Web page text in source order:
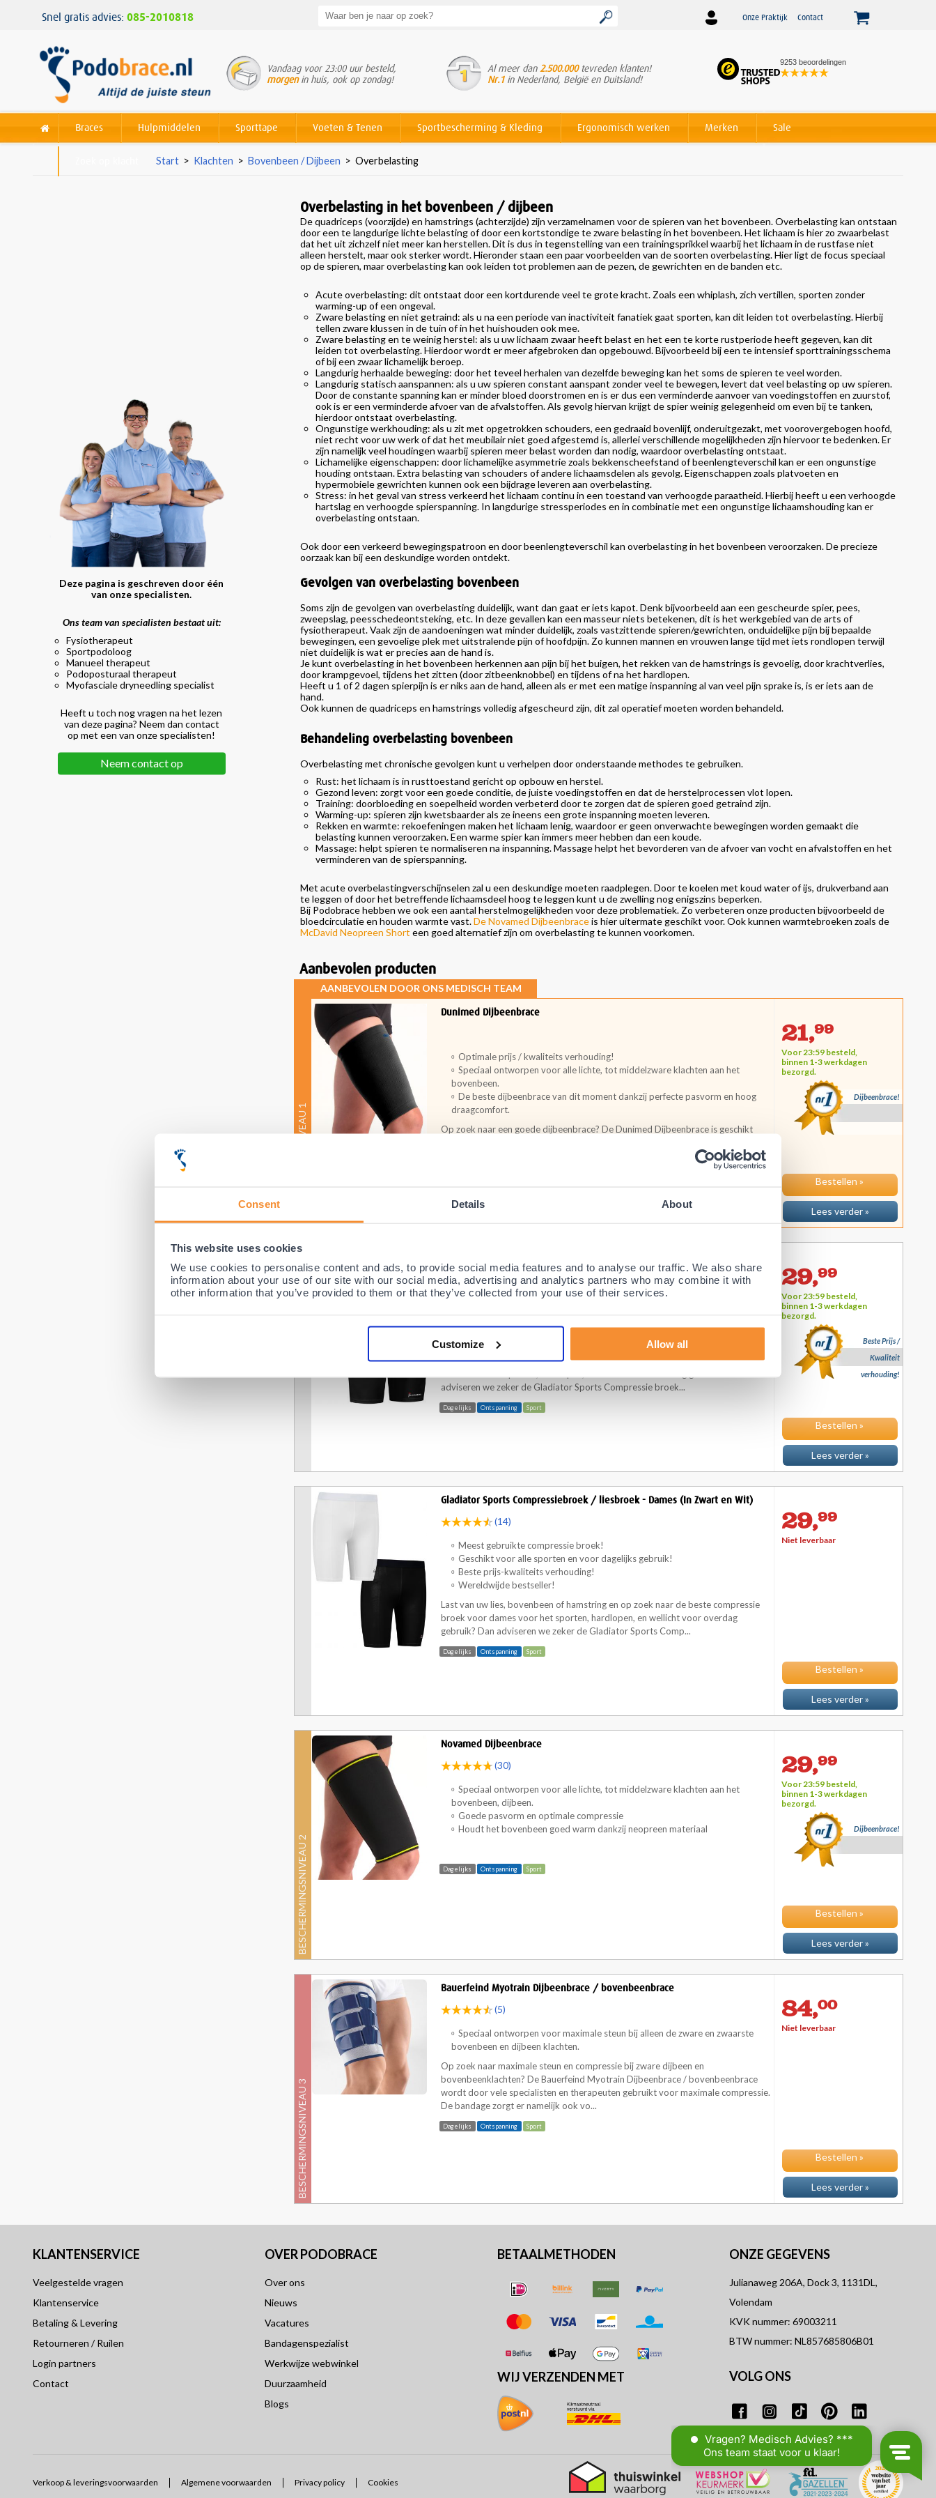
Consent Details About
This website uses cookies
We use cookies to personalise content and ads, to provide social media features and to analyse our traffic. We also share
information about your use of our site with our social media, advertising and analytics partners who may combine it with
other information that you’ve provided to them or that they’ve collected from your use of their services.
Customize Allow all
Snel gratis advies: 085-2010818 Onze Praktijk Contact
9253 beoordelingen
Vandaag voor 23:00 uur besteld,
morgenin huis, ook op zondag!
Al meer dan 2.500.000tevreden klanten!
Nr.1in Nederland, België en Duitsland!
WinnaarBeslist Webshop
Award voor beste service!
Braces Hulpmiddelen Sporttape Voeten & Tenen Sportbescherming & Kleding Ergonomisch werken Merken Sale
Start > Klachten > Bovenbeen / Dijbeen > Overbelasting
Deze pagina is geschreven door één
van onze specialisten.
Ons team van specialisten bestaat uit:
Fysiotherapeut
Sportpodoloog
Manueel therapeut
Podoposturaal therapeut
Myofasciale dryneedling specialist
Heeft u toch nog vragen na het lezen
van deze pagina? Neem dan contact
op met een van onze specialisten!
Neem contact op
Overbelasting in het bovenbeen / dijbeen
De quadriceps (voorzijde) en hamstrings (achterzijde) zijn verzamelnamen voor de spieren van het bovenbeen. Overbelasting kan ontstaan
door een te langdurige lichte belasting of door een kortstondige te zware belasting in het bovenbeen. Het lichaam is hier zo zwaarbelast
dat het uit zichzelf niet meer kan herstellen. Dit is dus in tegenstelling van een trainingsprikkel waarbij het lichaam in de rustfase niet
alleen herstelt, maar ook sterker wordt. Hieronder staan een paar voorbeelden van de soorten overbelasting. Hier ligt de focus speciaal
op de spieren, maar overbelasting kan ook leiden tot problemen aan de pezen, de gewrichten en de banden etc.
Acute overbelasting: dit ontstaat door een kortdurende veel te grote kracht. Zoals een whiplash, zich vertillen, sporten zonder
warming-up of een ongeval.
Zware belasting en niet getraind: als u na een periode van inactiviteit fanatiek gaat sporten, kan dit leiden tot overbelasting. Hierbij
tellen zware klussen in de tuin of in het huishouden ook mee.
Zware belasting en te weinig herstel: als u uw lichaam zwaar heeft belast en het een te korte rustperiode heeft gegeven, kan dit
leiden tot overbelasting. Hierdoor wordt er meer afgebroken dan opgebouwd. Bijvoorbeeld bij een te intensief sporttrainingsschema
of bij een zwaar lichamelijk beroep.
Langdurig herhaalde beweging: door het teveel herhalen van dezelfde beweging kan het soms de spieren te veel worden.
Langdurig statisch aanspannen: als u uw spieren constant aanspant zonder veel te bewegen, levert dat veel belasting op uw spieren.
Door de constante spanning kan er minder bloed doorstromen en is er dus een verminderde aanvoer van voedingstoffen en zuurstof,
ook is er een verminderde afvoer van de afvalstoffen. Als gevolg hiervan krijgt de spier weinig gelegenheid om even bij te tanken,
hierdoor ontstaat overbelasting.
Ongunstige werkhouding: als u zit met opgetrokken schouders, een gedraaid bovenlijf, onderuitgezakt, met voorovergebogen hoofd,
niet recht voor uw werk of dat het meubilair niet goed afgestemd is, allerlei verschillende mogelijkheden zijn hiervoor te bedenken. Er
zijn namelijk veel houdingen waarbij spieren meer belast worden dan nodig, waardoor overbelasting ontstaat.
Lichamelijke eigenschappen: door lichamelijke asymmetrie zoals bekkenscheefstand of beenlengteverschil kan er een ongunstige
houding ontstaan. Extra belasting van schouders of andere lichaamsdelen als gevolg. Eigenschappen zoals platvoeten en
hypermobiele gewrichten kunnen ook een bijdrage leveren aan overbelasting.
Stress: in het geval van stress verkeerd het lichaam continu in een toestand van verhoogde paraatheid. Hierbij heeft u een verhoogde
hartslag en verhoogde spierspanning. In langdurige stressperiodes en in combinatie met een ongunstige lichaamshouding kan er
overbelasting ontstaan.
Ook door een verkeerd bewegingspatroon en door beenlengteverschil kan overbelasting in het bovenbeen veroorzaken. De precieze
oorzaak kan bij een deskundige worden ontdekt.
Gevolgen van overbelasting bovenbeen
Soms zijn de gevolgen van overbelasting duidelijk, want dan gaat er iets kapot. Denk bijvoorbeeld aan een gescheurde spier, pees,
zweepslag, peesschedeontsteking, etc. In deze gevallen kan een masseur niets betekenen, dit is het werkgebied van de arts of
fysiotherapeut. Vaak zijn de aandoeningen wat minder duidelijk, zoals vastzittende spieren/gewrichten, onduidelijke pijn bij bepaalde
bewegingen, een gevoelige plek met uitstralende pijn of hoofdpijn. Zo kunnen mannen en vrouwen lange tijd met iets rondlopen terwijl
niet duidelijk is wat er precies aan de hand is.
Je kunt overbelasting in het bovenbeen herkennen aan pijn bij het buigen, het rekken van de hamstrings is gevoelig, door krachtverlies,
door krampgevoel, tijdens het zitten (door zitbeenknobbel) en tijdens of na het hardlopen.
Heeft u 1 of 2 dagen spierpijn is er niks aan de hand, alleen als er met een matige inspanning al van veel pijn sprake is, is er iets aan de
hand.
Ook kunnen de quadriceps en hamstrings volledig afgescheurd zijn, dit zal operatief moeten worden behandeld.
Behandeling overbelasting bovenbeen
Overbelasting met chronische gevolgen kunt u verhelpen door onderstaande methodes te gebruiken.
Rust: het lichaam is in rusttoestand gericht op opbouw en herstel.
Gezond leven: zorgt voor een goede conditie, de juiste voedingstoffen en dat de herstelprocessen vlot lopen.
Training: doorbloeding en soepelheid worden verbeterd door te zorgen dat de spieren goed getraind zijn.
Warming-up: spieren zijn kwetsbaarder als ze ineens een grote inspanning moeten leveren.
Rekken en warmte: rekoefeningen maken het lichaam lenig, waardoor er geen onverwachte bewegingen worden gemaakt die
belasting kunnen veroorzaken. Een warme spier kan immers meer hebben dan een koude.
Massage: helpt spieren te normaliseren na inspanning. Massage helpt het bevorderen van de afvoer van vocht en afvalstoffen en het
verminderen van de spierspanning.
Met acute overbelastingverschijnselen zal u een deskundige moeten raadplegen. Door te koelen met koud water of ijs, drukverband aan
te leggen of door het betreffende lichaamsdeel hoog te leggen kunt u de zwelling nog enigszins beperken.
Bij Podobrace hebben we ook een aantal herstelmogelijkheden voor deze problematiek. Zo verbeteren onze producten bijvoorbeeld de
bloedcirculatie en houden warmte vast.De Novamed Dijbeenbraceis hier uitermate geschikt voor. Ook kunnen warmtebroeken zoals de
McDavid Neopreen Short een goed alternatief zijn om overbelasting te kunnen voorkomen.
Aanbevolen producten
AANBEVOLEN DOOR ONS MEDISCH TEAM
BESCHERMINGSNIVEAU 1
Dijbeenbrace!
Dunimed Dijbeenbrace
Optimale prijs / kwaliteits verhouding!
Speciaal ontworpen voor alle lichte, tot middelzware klachten aan het
bovenbeen.
De beste dijbeenbrace van dit moment dankzij perfecte pasvorm en hoog
draagcomfort.
Op zoek naar een goede dijbeenbrace? De Dunimed Dijbeenbrace is geschikt
21,99
Voor 23:59 besteld,
binnen 1-3 werkdagen
bezorgd.
Bestellen »
Lees verder »
Beste Prijs /
Kwaliteit
verhouding!
(15)
Dagelijks Ontspanning Sport
Meest gebruikte compressie broek!
Beste prijs-kwaliteitsverhouding!
Wereldwijde bestseller!
Last van uw lies, bovenbeen of hamstringenop zoek naar de beste compressie
adviseren we zeker de Gladiator Sports Compressie broek...
29,99
Voor 23:59 besteld,
binnen 1-3 werkdagen
bezorgd.
Bestellen »
Lees verder »
Gladiator Sports Compressiebroek / liesbroek - Dames (In Zwart en Wit)
(14)
Dagelijks Ontspanning Sport
Meest gebruikte compressie broek!
Geschikt voor alle sporten en voor dagelijks gebruik!
Beste prijs-kwaliteits verhouding!
Wereldwijde bestseller!
Last van uw lies, bovenbeen of hamstring en op zoek naar de beste compressie
broek voor dames voor het sporten, hardlopen, en wellicht voor overdag
gebruik? Dan adviseren we zeker de Gladiator Sports Comp...
29,99
Niet leverbaar
Bestellen »
Lees verder »
BESCHERMINGSNIVEAU 2
Dijbeenbrace!
Novamed Dijbeenbrace
(30)
Dagelijks Ontspanning Sport
Speciaal ontworpen voor alle lichte, tot middelzware klachten aan het
bovenbeen, dijbeen.
Goede pasvorm en optimale compressie
Houdt het bovenbeen goed warm dankzij neopreen materiaal
29,99
Voor 23:59 besteld,
binnen 1-3 werkdagen
bezorgd.
Bestellen »
Lees verder »
BESCHERMINGSNIVEAU 3
Bauerfeind Myotrain Dijbeenbrace / bovenbeenbrace
(5)
Dagelijks Ontspanning Sport
Speciaal ontworpen voor maximale steun bij alleen de zware en zwaarste
bovenbeen en dijbeen klachten.
Op zoek naar maximale steun en compressie bij zware dijbeen en
bovenbeenklachten? De Bauerfeind Myotrain Dijbeenbrace / bovenbeenbrace
wordt door vele specialisten en therapeuten gebruikt voor maximale compressie.
De bandage zorgt er namelijk ook vo...
84,00
Niet leverbaar
Bestellen »
Lees verder »
KLANTENSERVICE
Veelgestelde vragen
Klantenservice
Betaling & Levering
Retourneren / Ruilen
Login partners
Contact
OVER PODOBRACE
Over ons
Nieuws
Vacatures
Bandagenspezialist
Werkwijze webwinkel
Duurzaamheid
Blogs
BETAALMETHODEN
WIJ VERZENDEN MET
ONZE GEGEVENS
Julianaweg 206A, Dock 3, 1131DL,
Volendam
KVK nummer: 69003211
BTW nummer: NL857685806B01
VOLG ONS
Verkoop & leveringsvoorwaarden Algemene voorwaarden Privacy policy Cookies